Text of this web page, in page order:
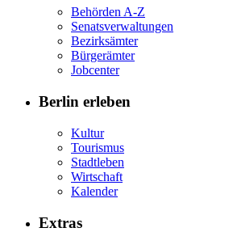
Behörden A-Z
Senatsverwaltungen
Bezirksämter
Bürgerämter
Jobcenter
Berlin erleben
Kultur
Tourismus
Stadtleben
Wirtschaft
Kalender
Extras